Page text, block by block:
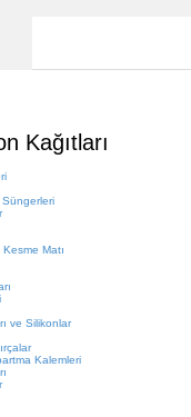
Kağıtları
Süngerleri
Matı
ve Silikonlar
Kalemleri